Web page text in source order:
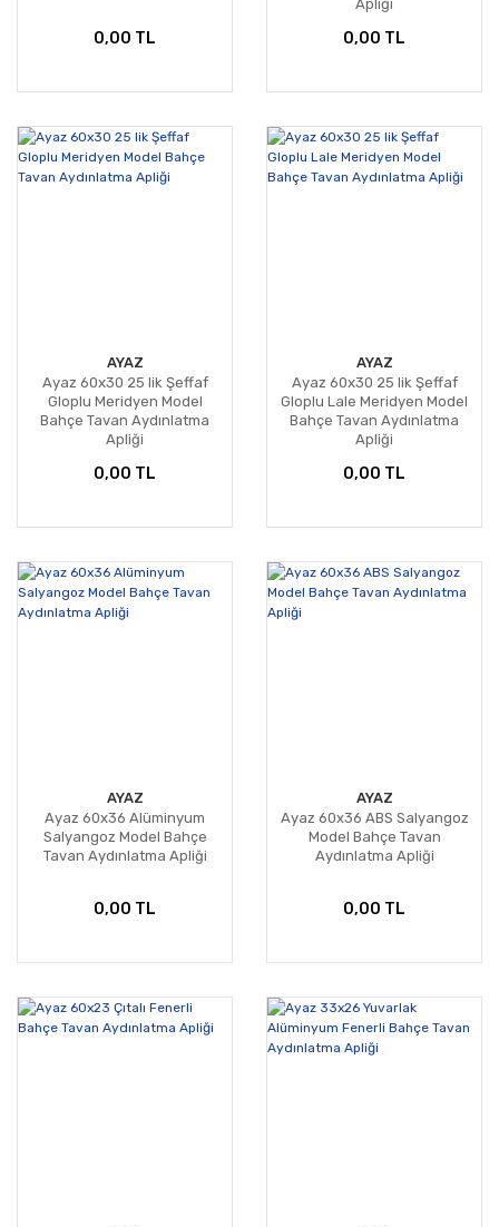
0,00 TL
Apliği
0,00 TL
AYAZ
Ayaz 60x30 25 lik Şeffaf
Gloplu Meridyen Model
Bahçe Tavan Aydınlatma
Apliği
0,00 TL
AYAZ
Ayaz 60x30 25 lik Şeffaf
Gloplu Lale Meridyen Model
Bahçe Tavan Aydınlatma
Apliği
0,00 TL
AYAZ
Ayaz 60x36 Alüminyum
Salyangoz Model Bahçe
Tavan Aydınlatma Apliği
0,00 TL
AYAZ
Ayaz 60x36 ABS Salyangoz
Model Bahçe Tavan
Aydınlatma Apliği
0,00 TL